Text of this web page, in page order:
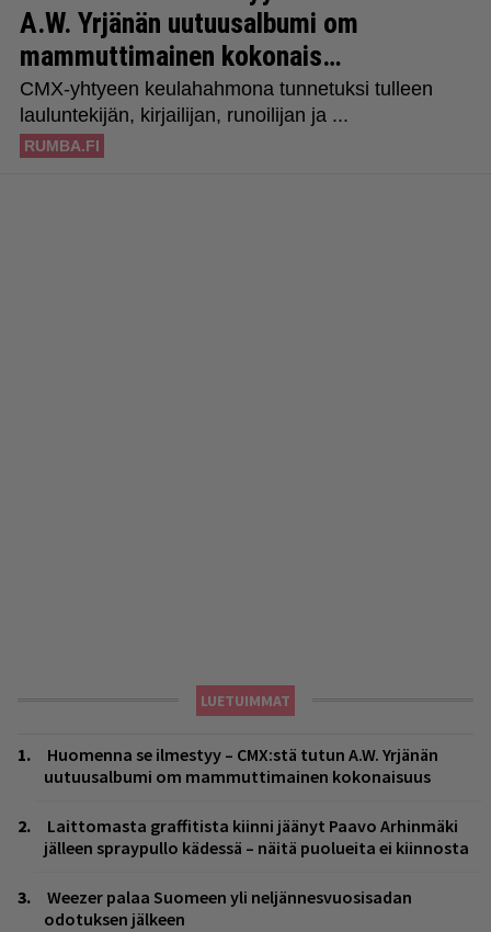
LUETUIMMAT
Huomenna se ilmestyy – CMX:stä tutun A.W. Yrjänän
uutuusalbumi om mammuttimainen kokonaisuus
Laittomasta graffitista kiinni jäänyt Paavo Arhinmäki
jälleen spraypullo kädessä – näitä puolueita ei kiinnosta
Weezer palaa Suomeen yli neljännesvuosisadan
odotuksen jälkeen